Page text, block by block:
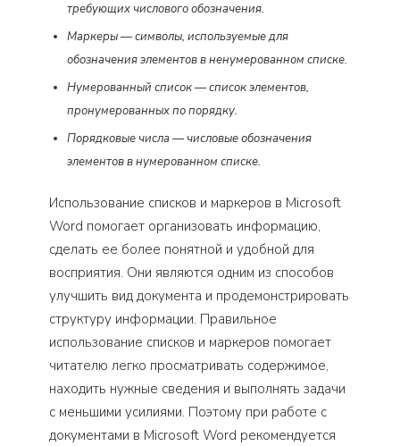
требующих числового обозначения.
Маркеры — символы, используемые для
обозначения элементов в ненумерованном списке.
Нумерованный список — список элементов,
пронумерованных по порядку.
Порядковые числа — числовые обозначения
элементов в нумерованном списке.
Использование списков и маркеров в Microsoft
Word помогает организовать информацию,
сделать ее более понятной и удобной для
восприятия. Они являются одним из способов
улучшить вид документа и продемонстрировать
структуру информации. Правильное
использование списков и маркеров помогает
читателю легко просматривать содержимое,
находить нужные сведения и выполнять задачи
с меньшими усилиями. Поэтому при работе с
документами в Microsoft Word рекомендуется